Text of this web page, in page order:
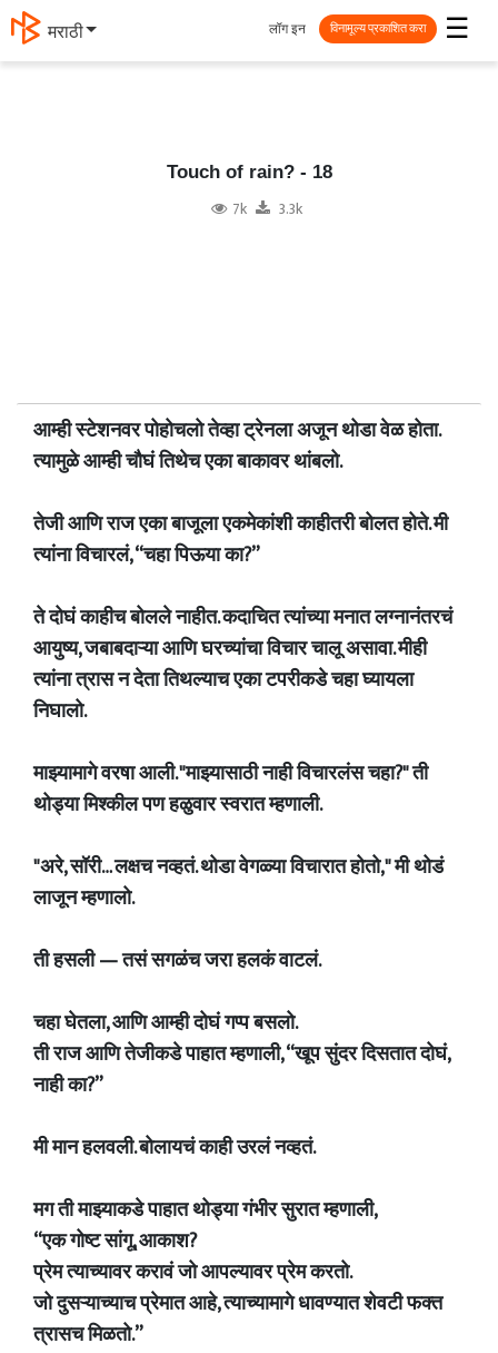
मराठी ☰
लॉग इन विनामूल्य प्रकाशित करा
Touch of rain?️ - 18
7k 3.3k
आम्ही स्टेशनवर पोहोचलो तेव्हा ट्रेनला अजून थोडा वेळ होता.
त्यामुळे आम्ही चौघं तिथेच एका बाकावर थांबलो.
तेजी आणि राज एका बाजूला एकमेकांशी काहीतरी बोलत होते. मी
त्यांना विचारलं, “चहा पिऊया का?”
ते दोघं काहीच बोलले नाहीत. कदाचित त्यांच्या मनात लग्नानंतरचं
आयुष्य, जबाबदाऱ्या आणि घरच्यांचा विचार चालू असावा. मीही
त्यांना त्रास न देता तिथल्याच एका टपरीकडे चहा घ्यायला
निघालो.
माझ्यामागे वरषा आली. "माझ्यासाठी नाही विचारलंस चहा?" ती
थोड्या मिश्कील पण हळुवार स्वरात म्हणाली.
"अरे, सॉरी… लक्षच नव्हतं. थोडा वेगळ्या विचारात होतो," मी थोडं
लाजून म्हणालो.
ती हसली — तसं सगळंच जरा हलकं वाटलं.
चहा घेतला, आणि आम्ही दोघं गप्प बसलो.
ती राज आणि तेजीकडे पाहात म्हणाली, “खूप सुंदर दिसतात दोघं,
नाही का?”
मी मान हलवली. बोलायचं काही उरलं नव्हतं.
मग ती माझ्याकडे पाहात थोड्या गंभीर सुरात म्हणाली,
“एक गोष्ट सांगू, आकाश?
प्रेम त्याच्यावर करावं जो आपल्यावर प्रेम करतो.
जो दुसऱ्याच्याच प्रेमात आहे, त्याच्यामागे धावण्यात शेवटी फक्त
त्रासच मिळतो.”